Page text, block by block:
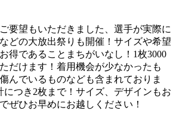
要望もいただきました、選手が実際に
どの大放出祭りも開催！サイズや希望
得であることまちがいなし！1枚3000
だけます！着用機会が少なかったも
んでいるものなども含まれておりま
につき2枚まで！サイズ、デザインもお
ぜひお早めにお越しください！